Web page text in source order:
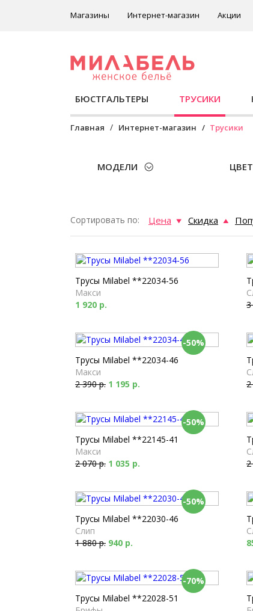
Магазины Интернет-магазин Акции
БЮСТГАЛЬТЕРЫ ТРУСИКИ
Главная Интернет-магазин Трусики
МОДЕЛИ ЦВЕТ
Сортировать по: Цена Скидка
Трусы Milabel **22034-56
Макси
1 920 р.
3
-50%
Трусы Milabel **22034-46
Макси
2 390 р. 1 195 р.
2
-50%
Трусы Milabel **22145-41
Макси
2 070 р. 1 035 р.
2
-50%
Трусы Milabel **22030-46
Слип
1 880 р. 940 р.
-70%
Трусы Milabel **22028-51